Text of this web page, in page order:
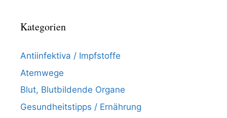
Kategorien
Antiinfektiva / Impfstoffe
Atemwege
Blut, Blutbildende Organe
Gesundheitstipps / Ernährung